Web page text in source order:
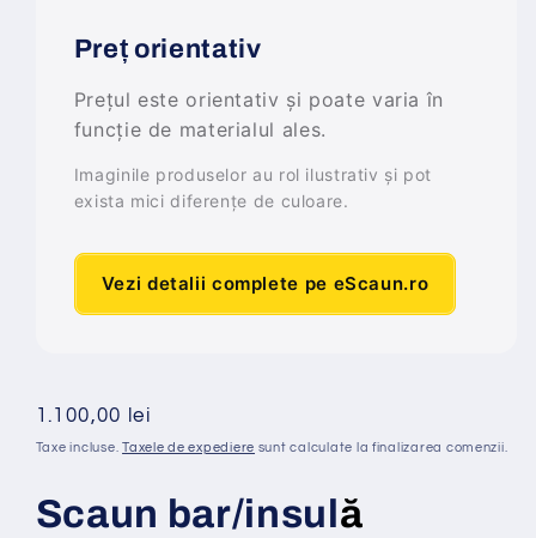
Preț orientativ
Prețul este orientativ și poate varia în
funcție de materialul ales.
Imaginile produselor au rol ilustrativ și pot
exista mici diferențe de culoare.
Vezi detalii complete pe eScaun.ro
Preț
obișnuit
1.100,00 lei
Taxe incluse.Taxele de expediere sunt calculate la finalizarea comenzii.
Scaun bar/insulă